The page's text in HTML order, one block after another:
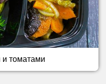
и томатами